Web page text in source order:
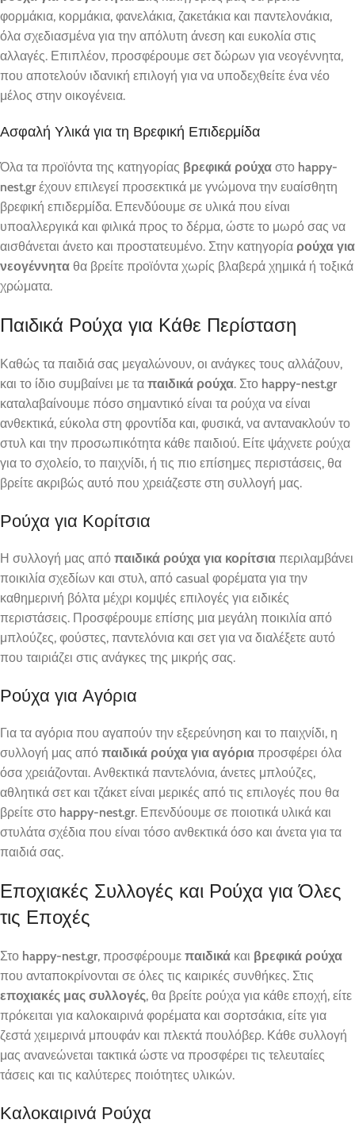
φορμάκια, κορμάκια, φανελάκια, ζακετάκια και παντελονάκια,
όλα σχεδιασμένα για την απόλυτη άνεση και ευκολία στις
αλλαγές. Επιπλέον, προσφέρουμε σετ δώρων για νεογέννητα,
που αποτελούν ιδανική επιλογή για να υποδεχθείτε ένα νέο
μέλος στην οικογένεια.
Ασφαλή Υλικά για τη Βρεφική Επιδερμίδα
Όλα τα προϊόντα της κατηγορίας βρεφικά ρούχα στο happy-
nest.gr έχουν επιλεγεί προσεκτικά με γνώμονα την ευαίσθητη
βρεφική επιδερμίδα. Επενδύουμε σε υλικά που είναι
υποαλλεργικά και φιλικά προς το δέρμα, ώστε το μωρό σας να
αισθάνεται άνετο και προστατευμένο. Στην κατηγορία ρούχα για
νεογέννητα θα βρείτε προϊόντα χωρίς βλαβερά χημικά ή τοξικά
χρώματα.
Παιδικά Ρούχα για Κάθε Περίσταση
Καθώς τα παιδιά σας μεγαλώνουν, οι ανάγκες τους αλλάζουν,
και το ίδιο συμβαίνει με τα παιδικά ρούχα. Στο happy-nest.gr
καταλαβαίνουμε πόσο σημαντικό είναι τα ρούχα να είναι
ανθεκτικά, εύκολα στη φροντίδα και, φυσικά, να αντανακλούν το
στυλ και την προσωπικότητα κάθε παιδιού. Είτε ψάχνετε ρούχα
για το σχολείο, το παιχνίδι, ή τις πιο επίσημες περιστάσεις, θα
βρείτε ακριβώς αυτό που χρειάζεστε στη συλλογή μας.
Ρούχα για Κορίτσια
Η συλλογή μας από παιδικά ρούχα για κορίτσια περιλαμβάνει
ποικιλία σχεδίων και στυλ, από casual φορέματα για την
καθημερινή βόλτα μέχρι κομψές επιλογές για ειδικές
περιστάσεις. Προσφέρουμε επίσης μια μεγάλη ποικιλία από
μπλούζες, φούστες, παντελόνια και σετ για να διαλέξετε αυτό
που ταιριάζει στις ανάγκες της μικρής σας.
Ρούχα για Αγόρια
Για τα αγόρια που αγαπούν την εξερεύνηση και το παιχνίδι, η
συλλογή μας από παιδικά ρούχα για αγόρια προσφέρει όλα
όσα χρειάζονται. Ανθεκτικά παντελόνια, άνετες μπλούζες,
αθλητικά σετ και τζάκετ είναι μερικές από τις επιλογές που θα
βρείτε στο happy-nest.gr. Επενδύουμε σε ποιοτικά υλικά και
στυλάτα σχέδια που είναι τόσο ανθεκτικά όσο και άνετα για τα
παιδιά σας.
Εποχιακές Συλλογές και Ρούχα για Όλες
τις Εποχές
Στο happy-nest.gr, προσφέρουμε παιδικά και βρεφικά ρούχα
που ανταποκρίνονται σε όλες τις καιρικές συνθήκες. Στις
εποχιακές μας συλλογές, θα βρείτε ρούχα για κάθε εποχή, είτε
πρόκειται για καλοκαιρινά φορέματα και σορτσάκια, είτε για
ζεστά χειμερινά μπουφάν και πλεκτά πουλόβερ. Κάθε συλλογή
μας ανανεώνεται τακτικά ώστε να προσφέρει τις τελευταίες
τάσεις και τις καλύτερες ποιότητες υλικών.
Καλοκαιρινά Ρούχα